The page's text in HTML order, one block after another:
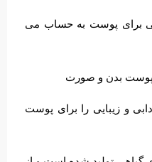
برای پوست به حساب می
پوست بدن و صورت
و زیبایی را برای پوست